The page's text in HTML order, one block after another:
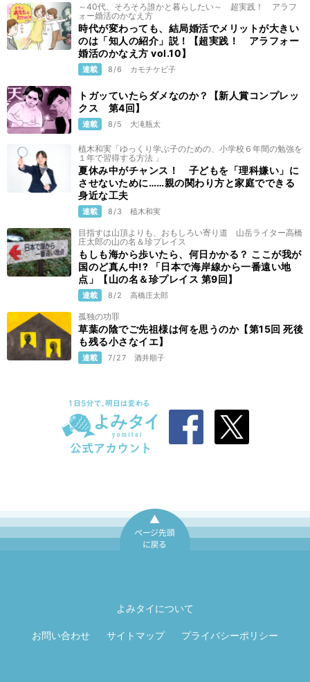
～40代、そろそろ誰かと暮らしたい～ 超実践！ アラフ
ォー婚活のかなえ方
時代が変わっても、結局婚活でメリットが大きい
のは「知人の紹介」説！【超実践！ アラフォー
婚活のかなえ方 vol.10】
連載 8/6 カモチケビ子
トガッていたらダメなのか？【新人賞コンプレッ
クス 第4回】
連載 8/5 大滝瓶太
植木和実「ゆっくり学ぶ子のための、小学校６年間の勉強を
１年で習得する方法 」
夏休み中がチャンス！ 子どもを「理科嫌い」に
させないために……親の関わり方と家庭でできる
身近な工夫
連載 8/3 植木和実
目指すは山頂よりも、おもしろい寄り道 山岳ライター高橋
庄太郎の山の名＆珍プレイス
もしも海から歩いたら、何日かかる？ ここが我が
国のど真ん中!? 「日本で海岸線から一番遠い地
点」【山の名＆珍プレイス 第9回】
連載 8/2 高橋庄太郎
孤独の功罪
草葉の陰でご先祖様は何を思うのか【第15回 死後
も残る小さなイエ】
連載 7/27 酒井順子
よみタイについて
お問い合わせ サイトマップ プライバシーポリシー